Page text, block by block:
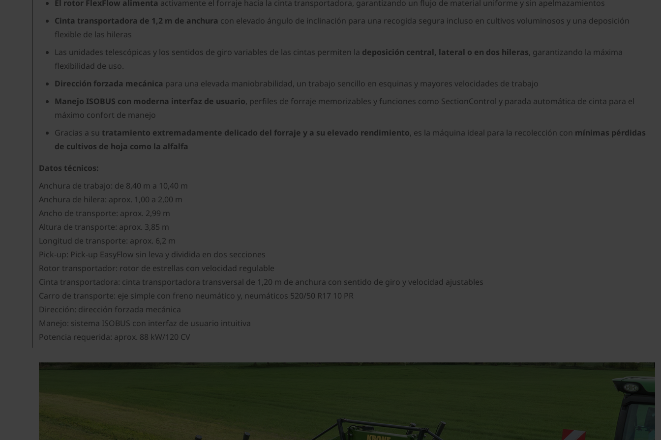
El rotor FlexFlow alimenta activamente el forraje hacia la cinta transportadora, garantizando un flujo de material uniforme y sin apelmazamientos
Cinta transportadora de 1,2 m de anchura con elevado ángulo de inclinación para una recogida segura incluso en cultivos voluminosos y una deposición
flexible de las hileras
Las unidades telescópicas y los sentidos de giro variables de las cintas permiten la deposición central, lateral o en dos hileras, garantizando la máxima
flexibilidad de uso.
Dirección forzada mecánica para una elevada maniobrabilidad, un trabajo sencillo en esquinas y mayores velocidades de trabajo
Manejo ISOBUS con moderna interfaz de usuario, perfiles de forraje memorizables y funciones como SectionControl y parada automática de cinta para el
máximo confort de manejo
Gracias a sutratamiento extremadamente delicado del forraje y a su elevado rendimiento, es la máquina ideal para la recolección con mínimas pérdidas
de cultivos de hoja como la alfalfa
Datos técnicos:
Anchura de trabajo: de 8,40 m a 10,40 m
Anchura de hilera: aprox. 1,00 a 2,00 m
Ancho de transporte: aprox. 2,99 m
Altura de transporte: aprox. 3,85 m
Longitud de transporte: aprox. 6,2 m
Pick-up: Pick-up EasyFlow sin leva y dividida en dos secciones
Rotor transportador: rotor de estrellas con velocidad regulable
Cinta transportadora: cinta transportadora transversal de 1,20 m de anchura con sentido de giro y velocidad ajustables
Carro de transporte: eje simple con freno neumático y, neumáticos 520/50 R17 10 PR
Dirección: dirección forzada mecánica
Manejo: sistema ISOBUS con interfaz de usuario intuitiva
Potencia requerida: aprox. 88 kW/120 CV